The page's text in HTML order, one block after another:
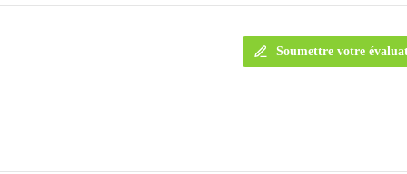
Soumettre votre